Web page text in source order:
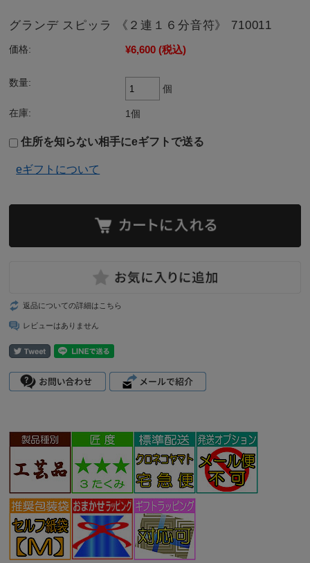
グランデ スピッラ 《２連１６分音符》 710011
価格: ¥6,600 (税込)
数量:
個
在庫: 1個
住所を知らない相手にeギフトで送る
eギフトについて
返品についての詳細はこちら
レビューはありません